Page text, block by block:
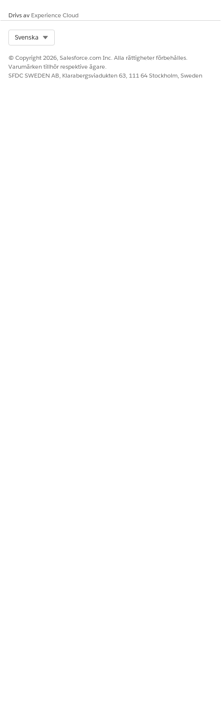
Drivs av Experience Cloud
Svenska
© Copyright 2026, Salesforce.com Inc. Alla rättigheter förbehålles.
Varumärken tillhör respektive ägare.
SFDC SWEDEN AB, Klarabergsviadukten 63, 111 64 Stockholm, Sweden